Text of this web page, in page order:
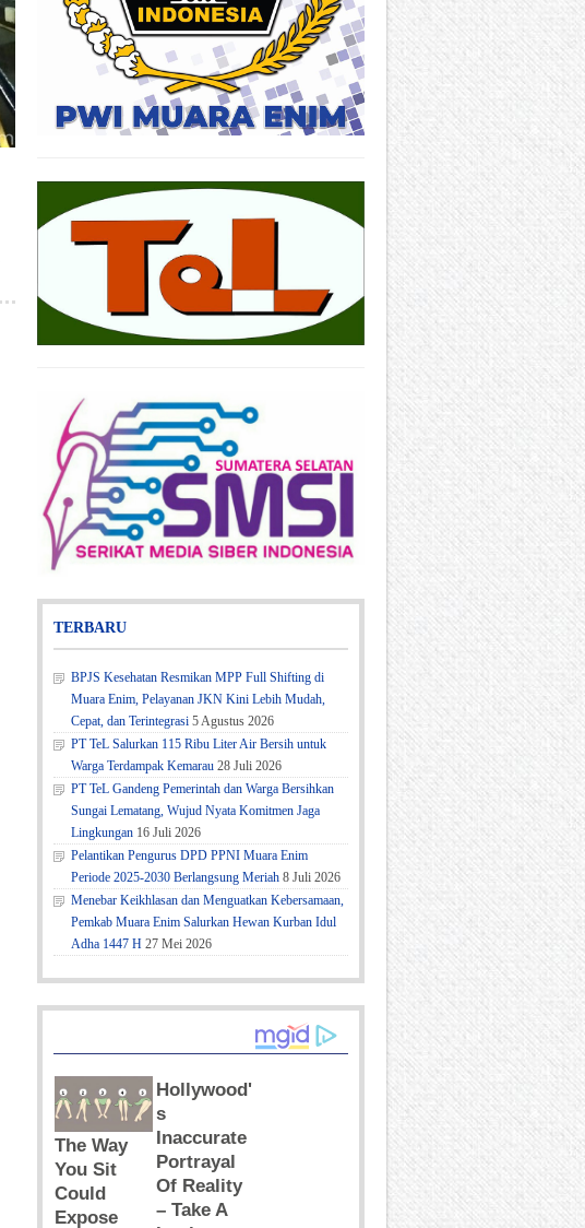
TERBARU
BPJS Kesehatan Resmikan MPP Full Shifting di
Muara Enim, Pelayanan JKN Kini Lebih Mudah,
Cepat, dan Terintegrasi 5 Agustus 2026
PT TeL Salurkan 115 Ribu Liter Air Bersih untuk
Warga Terdampak Kemarau 28 Juli 2026
PT TeL Gandeng Pemerintah dan Warga Bersihkan
Sungai Lematang, Wujud Nyata Komitmen Jaga
Lingkungan 16 Juli 2026
Pelantikan Pengurus DPD PPNI Muara Enim
Periode 2025-2030 Berlangsung Meriah 8 Juli 2026
Menebar Keikhlasan dan Menguatkan Kebersamaan,
Pemkab Muara Enim Salurkan Hewan Kurban Idul
Adha 1447 H 27 Mei 2026